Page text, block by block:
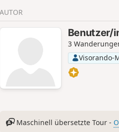
AUTOR
Benutzer/
3
Visorando-
Maschinell übersetzte Tour -